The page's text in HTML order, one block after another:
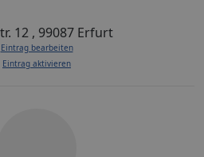
12 , 99087 Erfurt
Eintrag bearbeiten
Eintrag aktivieren